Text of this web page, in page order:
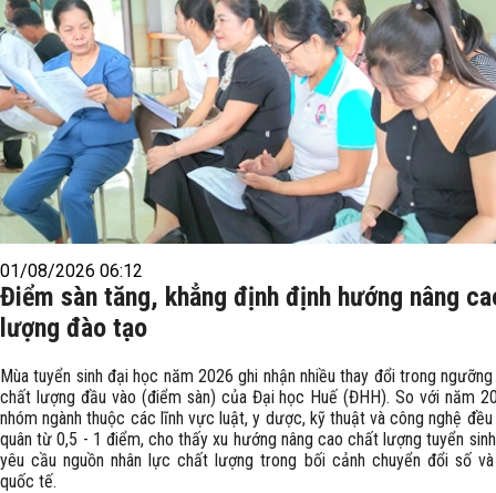
01/08/2026 06:12
Điểm sàn tăng, khẳng định định hướng nâng
lượng đào tạo
Mùa tuyển sinh đại học năm 2026 ghi nhận nhiều thay đổi trong
chất lượng đầu vào (điểm sàn) của Đại học Huế (ĐHH). So với năm
nhóm ngành thuộc các lĩnh vực luật, y dược, kỹ thuật và công nghệ
quân từ 0,5 - 1 điểm, cho thấy xu hướng nâng cao chất lượng tuyển
yêu cầu nguồn nhân lực chất lượng trong bối cảnh chuyển đổi số
quốc tế.